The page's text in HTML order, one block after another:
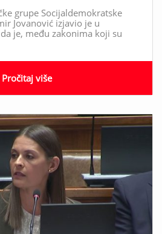
grupe Socijaldemokratske
Jovanović izjavio je u
je, među zakonima koji su
Pročitaj više